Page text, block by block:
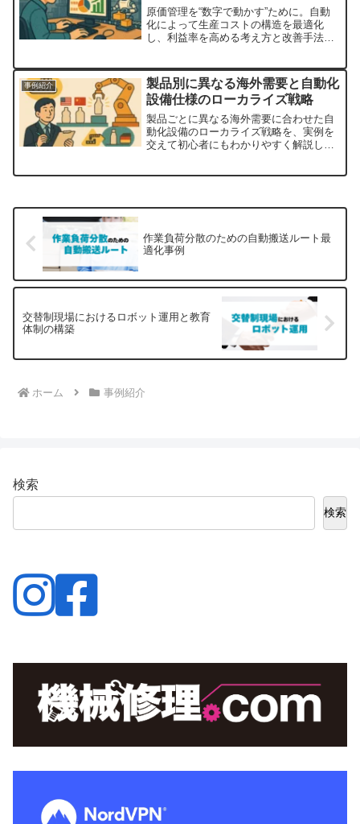
原価管理を“数字で動かす”ために。自動
化によって生産コストの構造を最適化
し、利益率を高める考え方と改善手法を
事例紹介
製品別に異なる海外需要と自動化
設備仕様のローカライズ戦略
製品ごとに異なる海外需要に合わせた自
動化設備のローカライズ戦略を、実例を
交えて初心者にもわかりやすく解説しま
作業負荷分散のための自動搬送ルート最
適化事例
交替制現場におけるロボット運用と教育
体制の構築
ホーム 事例紹介
検索
検索